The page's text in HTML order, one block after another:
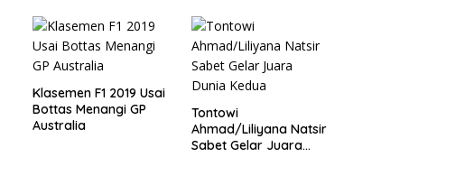
Klasemen F1 2019 Usai
Bottas Menangi GP
Australia
Tontowi
Ahmad/Liliyana Natsir
Sabet Gelar Juara